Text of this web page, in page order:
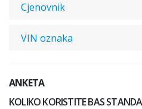
Cjenovnik
VIN oznaka
ANKETA
KOLIKO KORISTITE BAS